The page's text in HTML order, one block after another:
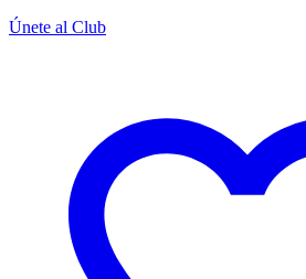
Únete al Club